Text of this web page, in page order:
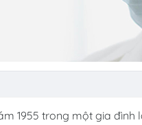
1955 trong một gia